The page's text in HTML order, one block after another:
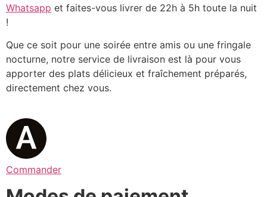
Whatsapp et faites-vous livrer de 22h à 5h toute la nuit
!
Que ce soit pour une soirée entre amis ou une fringale
nocturne, notre service de livraison est là pour vous
apporter des plats délicieux et fraîchement préparés,
directement chez vous.
Commander